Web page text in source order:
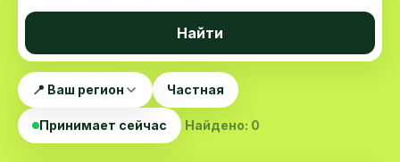
Найти
📍 Ваш регион Частная
Принимает сейчас Найдено: 0